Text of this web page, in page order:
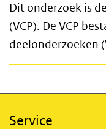
Dit onderzoek is
(VCP). De VCP
deelonderzoeken
Service